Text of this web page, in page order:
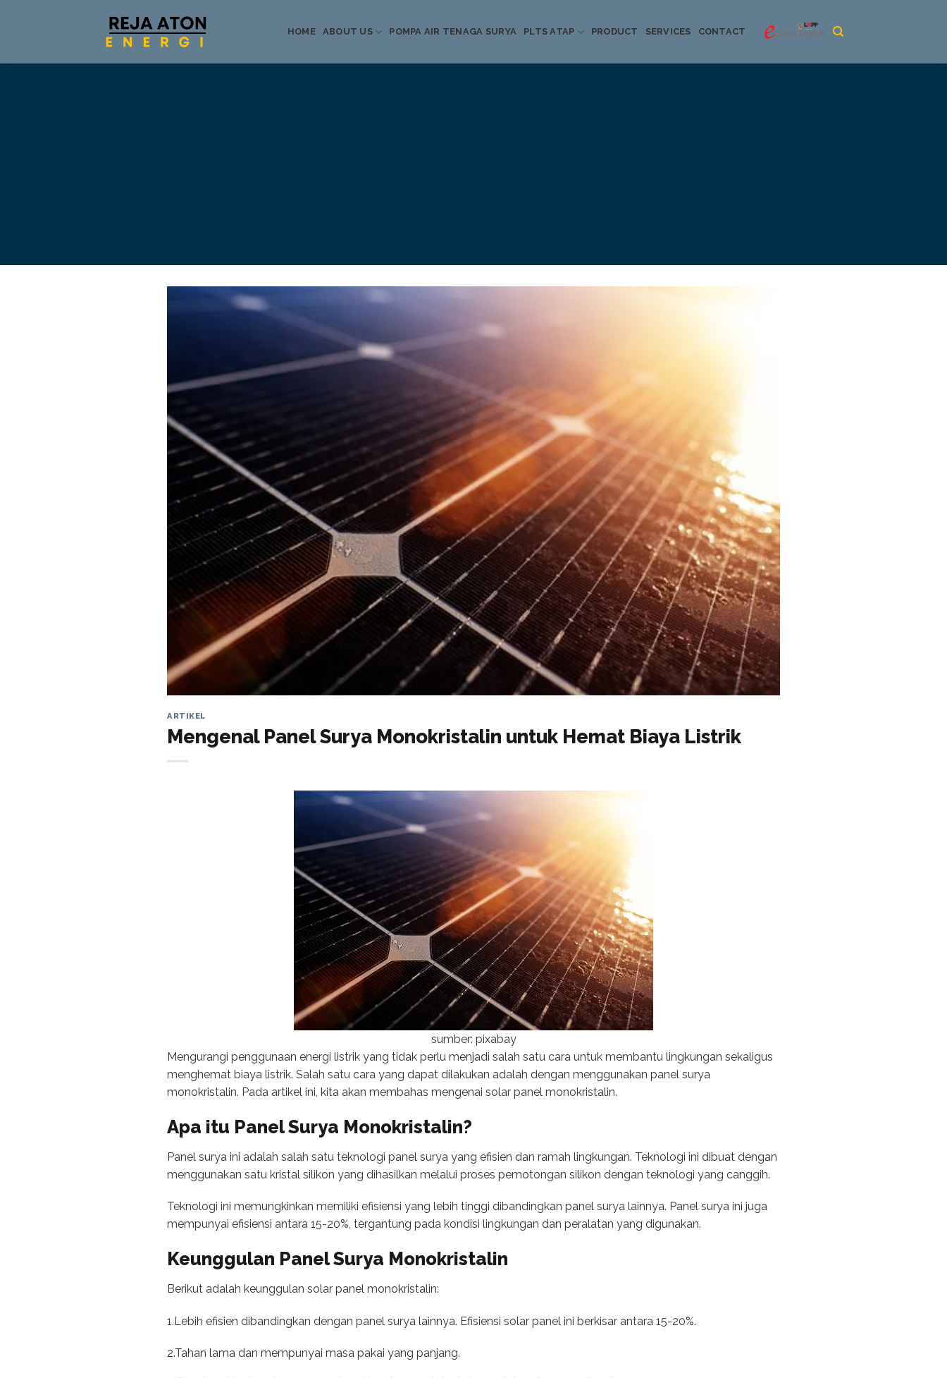
HOME ABOUT US POMPA AIR TENAGA SURYA PLTS ATAP PRODUCT SERVICES CONTACT
Informasi Terkini
ARTIKEL
Mengenal Panel Surya Monokristalin untuk Hemat Biaya Listrik
sumber: pixabay
Mengurangi penggunaan energi listrik yang tidak perlu menjadi salah satu cara untuk membantu lingkungan sekaligus
menghemat biaya listrik. Salah satu cara yang dapat dilakukan adalah dengan menggunakan panel surya
monokristalin. Pada artikel ini, kita akan membahas mengenai solar panel monokristalin.
Apa itu Panel Surya Monokristalin?
Panel surya ini adalah salah satu teknologi panel surya yang efisien dan ramah lingkungan. Teknologi ini dibuat dengan
menggunakan satu kristal silikon yang dihasilkan melalui proses pemotongan silikon dengan teknologi yang canggih.
Teknologi ini memungkinkan memiliki efisiensi yang lebih tinggi dibandingkan panel surya lainnya. Panel surya ini juga
mempunyai efisiensi antara 15-20%, tergantung pada kondisi lingkungan dan peralatan yang digunakan.
Keunggulan Panel Surya Monokristalin
Berikut adalah keunggulan solar panel monokristalin:
1.Lebih efisien dibandingkan dengan panel surya lainnya. Efisiensi solar panel ini berkisar antara 15-20%.
2.Tahan lama dan mempunyai masa pakai yang panjang.